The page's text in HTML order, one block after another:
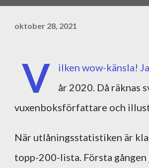
oktober 28, 2021
V
ilken wow-känsla!
år 2020. Då räknas
vuxenboksförfattare och
När utlåningsstatistiken är
topp-200-lista. Första